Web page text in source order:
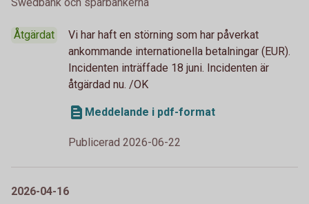
Åtgärdat
Vi har haft en störning som har påverkat
ankommande internationella betalningar (EUR).
Incidenten inträffade 18 juni. Incidenten är
åtgärdad nu. /OK
Meddelande i pdf-format
Publicerad 2026-06-22
2026-04-16